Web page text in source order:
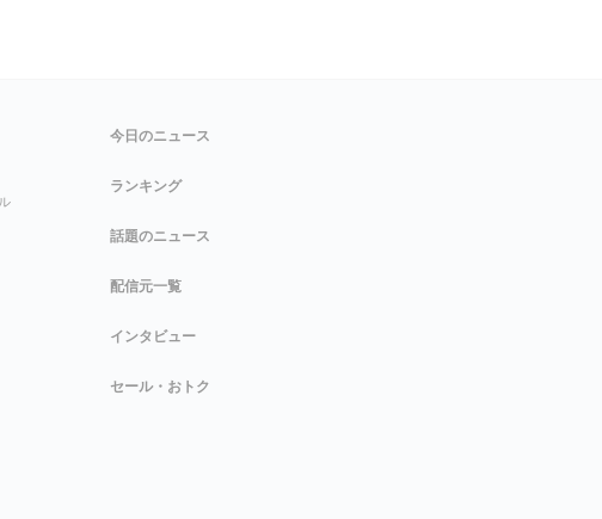
今日のニュース
ランキング
話題のニュース
配信元一覧
インタビュー
セール・おトク